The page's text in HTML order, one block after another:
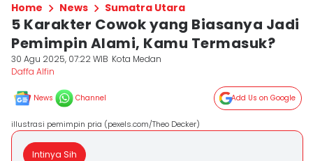
Home News Sumatra Utara
5 Karakter Cowok yang Biasanya Jadi
Pemimpin Alami, Kamu Termasuk?
30 Agu 2025, 07:22 WIB Kota Medan
Daffa Alfin
News Channel Add Us on Google
illustrasi pemimpin pria (pexels.com/Theo Decker)
Intinya Sih